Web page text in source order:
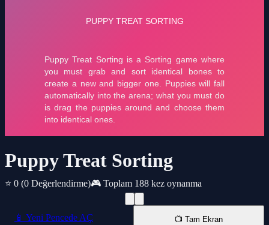
Puppy Treat Sorting
⭐ 0 (0 Değerlendirme)🎮 Toplam 188 kez oynanma
📱 Yeni Pencede AÇ 📺 Tam Ekran